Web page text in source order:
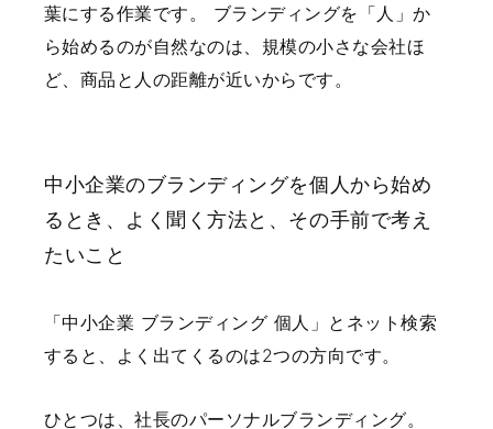
葉にする作業です。
ブランディングを「人」か
ら始めるのが自然なのは、規模の小さな会社ほ
ど、商品と人の距離が近いからです。
中小企業のブランディングを個人から始め
るとき、よく聞く方法と、その手前で考え
たいこと
「中小企業 ブランディング 個人」とネット検索
すると、よく出てくるのは2つの方向です。
ひとつは、社長のパーソナルブランディング。